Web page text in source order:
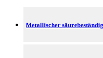
Metallischer